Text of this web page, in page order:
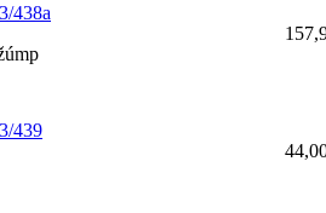
438a
439